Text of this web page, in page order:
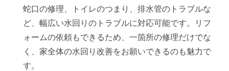
蛇口の修理、トイレのつまり、排水管のトラブルな
ど、幅広い水回りのトラブルに対応可能です。リフ
ォームの依頼もできるため、一箇所の修理だけでな
く、家全体の水回り改善をお願いできるのも魅力で
す。